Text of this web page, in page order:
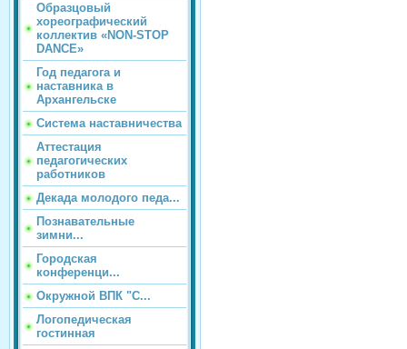
Образцовый
хореографический
коллектив «NON-STOP
DANCE»
Год педагога и
наставника в
Архангельске
Система наставничества
Аттестация
педагогических
работников
Декада молодого педа...
Познавательные
зимни...
Городская
конференци...
Окружной ВПК "С...
Логопедическая
гостинная